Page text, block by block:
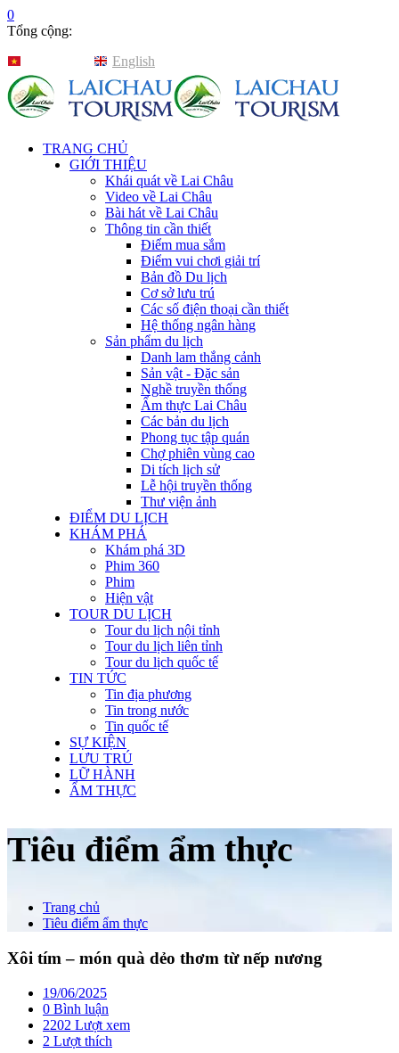
0
Tổng cộng:
English
TRANG CHỦ
GIỚI THIỆU
Khái quát về Lai Châu
Video về Lai Châu
Bài hát về Lai Châu
Thông tin cần thiết
Điểm mua sắm
Điểm vui chơi giải trí
Bản đồ Du lịch
Cơ sở lưu trú
Các số điện thoại cần thiết
Hệ thống ngân hàng
Sản phẩm du lịch
Danh lam thắng cảnh
Sản vật - Đặc sản
Nghề truyền thống
Ẩm thực Lai Châu
Các bản du lịch
Phong tục tập quán
Chợ phiên vùng cao
Di tích lịch sử
Lễ hội truyền thống
Thư viện ảnh
ĐIỂM DU LỊCH
KHÁM PHÁ
Khám phá 3D
Phim 360
Phim
Hiện vật
TOUR DU LỊCH
Tour du lịch nội tỉnh
Tour du lịch liên tỉnh
Tour du lịch quốc tế
TIN TỨC
Tin địa phương
Tin trong nước
Tin quốc tế
SỰ KIỆN
LƯU TRÚ
LỮ HÀNH
ẨM THỰC
Tiêu điểm ẩm thực
Trang chủ
Tiêu điểm ẩm thực
Xôi tím – món quà dẻo thơm từ nếp nương
19/06/2025
0 Bình luận
2202 Lượt xem
2 Lượt thích